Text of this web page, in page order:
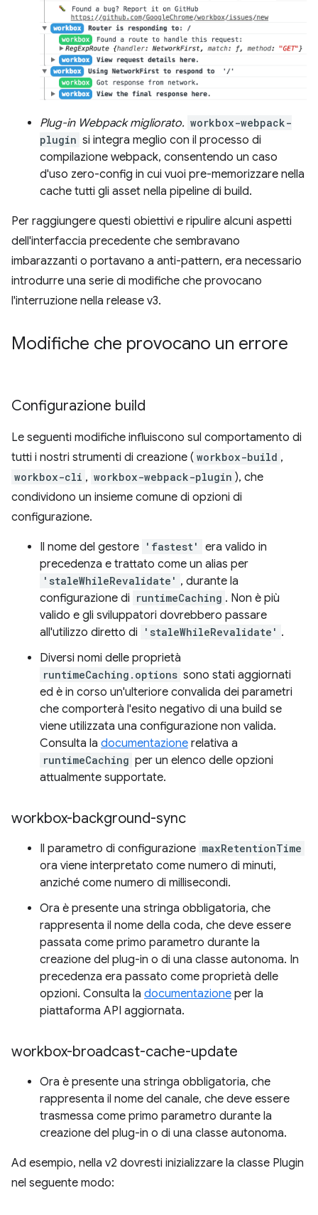
Plug-in Webpack migliorato. workbox-webpack-
plugin si integra meglio con il processo di
compilazione webpack, consentendo un caso
d'uso zero-config in cui vuoi pre-memorizzare nella
cache tutti gli asset nella pipeline di build.
Per raggiungere questi obiettivi e ripulire alcuni aspetti
dell'interfaccia precedente che sembravano
imbarazzanti o portavano a anti-pattern, era necessario
introdurre una serie di modifiche che provocano
l'interruzione nella release v3.
Modifiche che provocano un errore
Configurazione build
Le seguenti modifiche influiscono sul comportamento di
tutti i nostri strumenti di creazione ( workbox-build ,
workbox-cli , workbox-webpack-plugin ), che
condividono un insieme comune di opzioni di
configurazione.
Il nome del gestore 'fastest'
era valido in
precedenza e trattato come un alias per
'staleWhileRevalidate' , durante la
configurazione di runtimeCaching . Non è più
valido e gli sviluppatori dovrebbero passare
all'utilizzo diretto di
'staleWhileRevalidate' .
Diversi nomi delle proprietà
runtimeCaching.options sono stati aggiornati
ed è in corso un'ulteriore convalida dei parametri
che comporterà l'esito negativo di una build se
viene utilizzata una configurazione non valida.
Consulta la documentazione relativa a
runtimeCaching per un elenco delle opzioni
attualmente supportate.
workbox-background-sync
Il parametro di configurazione maxRetentionTime
ora viene interpretato come numero di minuti,
anziché come numero di millisecondi.
Ora è presente una stringa obbligatoria, che
rappresenta il nome della coda, che deve essere
passata come primo parametro durante la
creazione del plug-in o di una classe autonoma. In
precedenza era passato come proprietà delle
opzioni. Consulta la documentazione per la
piattaforma API aggiornata.
workbox-broadcast-cache-update
Ora è presente una stringa obbligatoria, che
rappresenta il nome del canale, che deve essere
trasmessa come primo parametro durante la
creazione del plug-in o di una classe autonoma.
Ad esempio, nella v2 dovresti inizializzare la classe Plugin
nel seguente modo: